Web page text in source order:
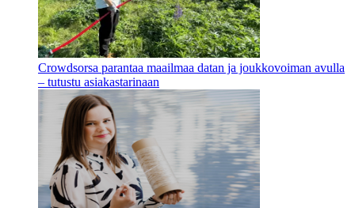
Crowdsorsa parantaa maailmaa datan ja joukkovoiman avulla
– tutustu asiakastarinaan